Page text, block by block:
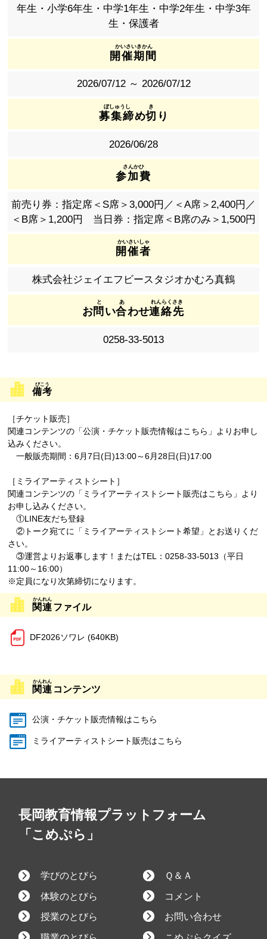
年生・小学6年生・中学1年生・中学2年生・中学3年
生・保護者
開催期間
2026/07/12 ～ 2026/07/12
募集締め切 り
2026/06/28
参加費
前売り券：指定席＜S席＞3,000円／＜A席＞2,400円／
＜B席＞1,200円 当日券：指定席＜B席のみ＞1,500円
開催者
株式会社ジェイエフビースタジオかむろ真鶴
お問 い合わせ連絡先
0258-33-5013
備考
［チケット販売］
関連コンテンツの「公演・チケット販売情報はこちら」よりお申し
込みください。
一般販売期間：6月7日(日)13:00～6月28日(日)17:00
［ミライアーティストシート］
関連コンテンツの「ミライアーティストシート販売はこちら」より
お申し込みください。
①LINE友だち登録
②トーク宛てに「ミライアーティストシート希望」とお送りくだ
さい。
③運営よりお返事します！またはTEL：0258-33-5013（平日
11:00～16:00）
※定員になり次第締切になります。
関連ファイル
DF2026ソワレ (640KB)
関連 コンテンツ
公演・チケット販売情報はこちら
ミライアーティストシート販売はこちら
長岡教育情報プラットフォーム
「こめぷら」
学びのとびら
体験のとびら
授業のとびら
Ｑ＆Ａ
コメント
お問い合わせ